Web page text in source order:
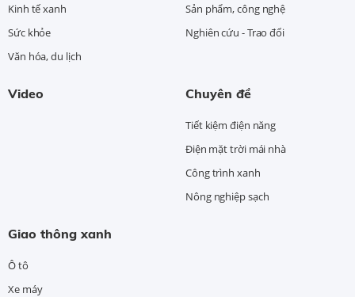
Kinh tế xanh
Sức khỏe
Văn hóa, du lịch
Sản phẩm, công nghệ
Nghiên cứu - Trao đổi
Video Chuyên đề
Tiết kiệm điện năng
Điện mặt trời mái nhà
Công trình xanh
Nông nghiệp sạch
Giao thông xanh
Ô tô
Xe máy